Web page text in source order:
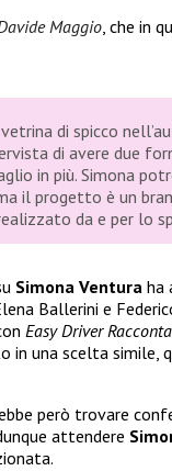
Maggio, che in
di spicco
di avere due
in più. Simona
il progetto è un
da e per lo
Simona Ventura ha
Ballerini e
Easy Driver Racconta
in una scelta simile,
però trovare
attendere